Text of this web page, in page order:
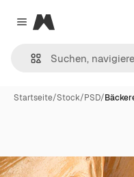
Close menu
Magnific
Startseite/Stock/PSD/